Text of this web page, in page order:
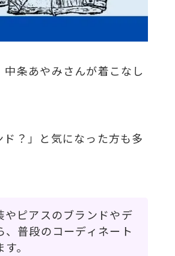
条あやみさんが着こなし
？」と気になった方も多
やピアスのブランドやデ
普段のコーディネート
。